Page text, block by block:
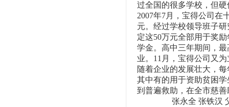
过全国的很多学校，但
2007年7月，宝得公司在
元。经过学校领导班子
定这50万元全部用于奖
学金。高中三年期间，
业。11月，宝得公司又
随着企业的发展壮大，
其中有的用于资助贫困
到普遍救助，在全市慈
张永全 张铁汉 父